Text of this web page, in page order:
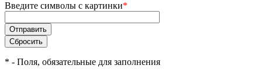
Введите символы с картинки*
* - Поля, обязательные для заполнения